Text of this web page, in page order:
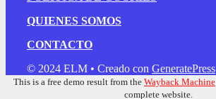
QUIENES SOMOS
CONTACTO
© 2024 ELM • Creado con GeneratePress
This is a free demo result from the Wayback Machine
complete website.